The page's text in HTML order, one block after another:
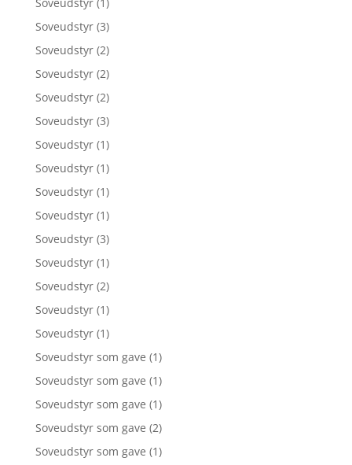
Soveudstyr (3)
Soveudstyr (2)
Soveudstyr (2)
Soveudstyr (2)
Soveudstyr (3)
Soveudstyr (1)
Soveudstyr (1)
Soveudstyr (1)
Soveudstyr (1)
Soveudstyr (3)
Soveudstyr (1)
Soveudstyr (2)
Soveudstyr (1)
Soveudstyr (1)
Soveudstyr som gave (1)
Soveudstyr som gave (1)
Soveudstyr som gave (1)
Soveudstyr som gave (2)
Soveudstyr som gave (1)